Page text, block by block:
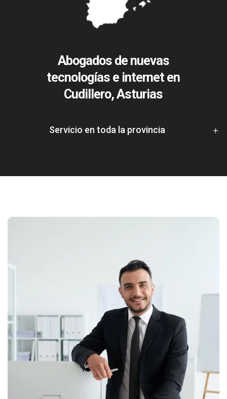
Abogados de nuevas
tecnologías e internet en
Cudillero, Asturias
Servicio en toda la provincia